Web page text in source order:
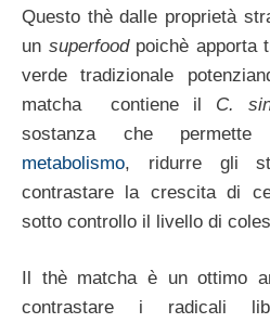
Questo thè dalle proprietà
un superfood poichè apporta
verde tradizionale
matcha contiene il C.
sostanza che
metabolismo, ridurre gli
contrastare la crescita di
sotto controllo il livello di
Il thè matcha è un ottimo
contrastare i radicali